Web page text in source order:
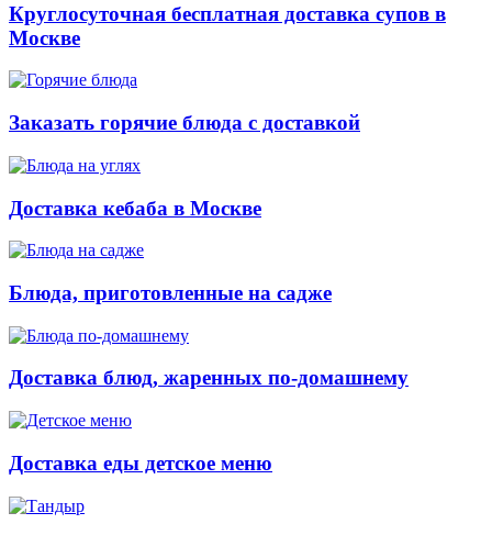
Круглосуточная бесплатная доставка супов в
Москве
Заказать горячие блюда с доставкой
Доставка кебаба в Москве
Блюда, приготовленные на садже
Доставка блюд, жаренных по-домашнему
Доставка еды детское меню